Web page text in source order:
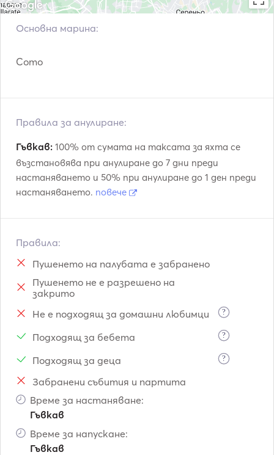
Основна марина:
Como
Правила за анулиране:
Гъвкав: 100% от сумата на таксата за яхта се
възстановява при анулиране до 7 дни преди
настаняването и 50% при анулиране до 1 ден преди
настаняването. повече
Правила:
Пушенето на палубата е забранено
Пушенето не е разрешено на
закрито
Не е подходящ за домашни любимци
?
Подходящ за бебета ?
Подходящ за деца ?
Забранени събития и партита
Време за настаняване:
Гъвкав
Време за напускане:
Гъвкав